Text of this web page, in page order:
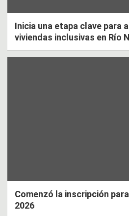
Inicia una etapa clave para
viviendas inclusivas en Río
Comenzó la inscripción
2026